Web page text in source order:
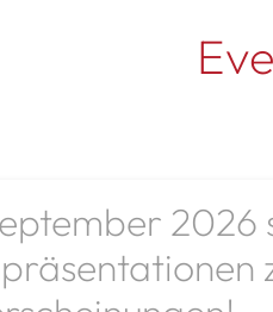
2026